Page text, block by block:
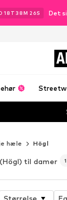
18 T 38M 25S Det
hæle Högl
(Högl) til damer
Størrelse